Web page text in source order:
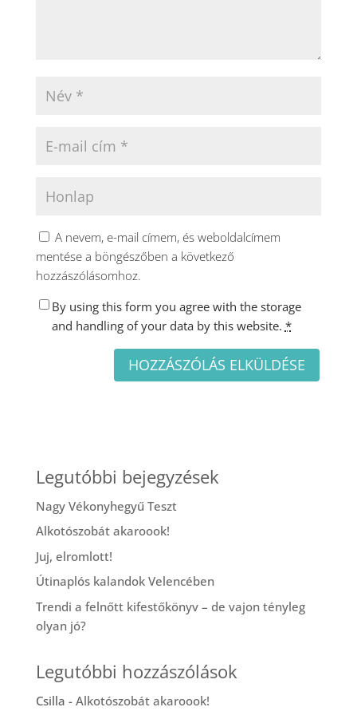
A nevem, e-mail címem, és weboldalcímem
mentése a böngészőben a következő
hozzászólásomhoz.
By using this form you agree with the storage
and handling of your data by this website. *
Legutóbbi bejegyzések
Nagy Vékonyhegyű Teszt
Alkotószobát akaroook!
Juj, elromlott!
Útinaplós kalandok Velencében
Trendi a felnőtt kifestőkönyv – de vajon tényleg
olyan jó?
Legutóbbi hozzászólások
Csilla - Alkotószobát akaroook!